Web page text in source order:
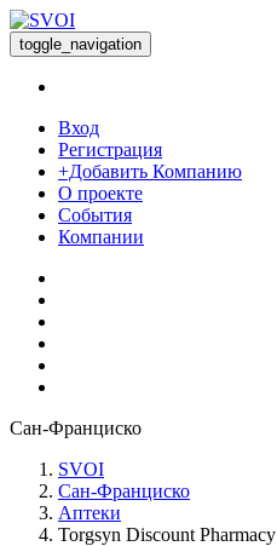
toggle_navigation
Вход
Регистрация
+Добавить Компанию
О проекте
События
Компании
Сан-Франциско
SVOI
Сан-Франциско
Аптеки
Torgsyn Discount Pharmacy